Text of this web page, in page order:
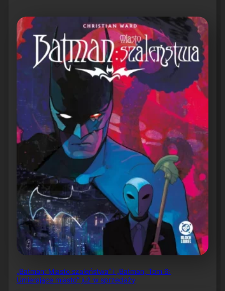
„Batman: Miasto szaleństwa” i „Batman, Tom 6:
Umierające miasto” już w sprzedaży